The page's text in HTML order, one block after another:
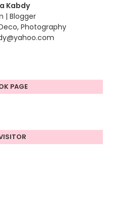
Kabdy
| Blogger
Photography
PAGE